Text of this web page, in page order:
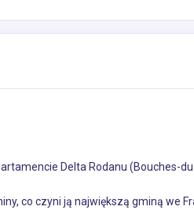
Delta Rodanu (Bouches-
co czyni ją największą gminą we